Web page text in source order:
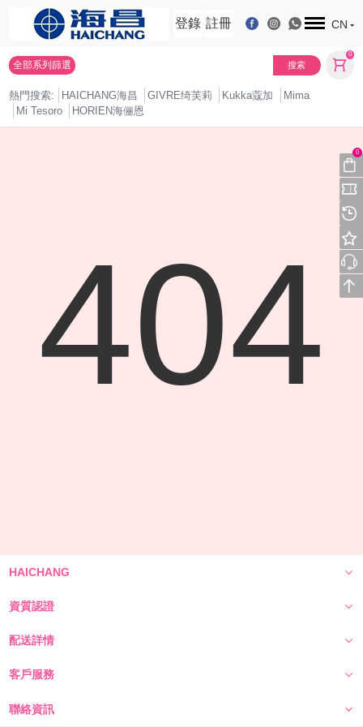
登錄 註冊 CN
全部系列篩選 搜索
0
熱門搜索: HAICHANG海昌 GIVRE绮芙莉 Kukka蔻加
Mima
Mi Tesoro
HORIEN海俪恩
404
0
HAICHANG
資質認證
配送詳情
客戶服務
聯絡資訊